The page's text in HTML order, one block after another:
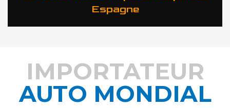
Espagne
DÉCOUVREZ COMMENT
IMPORTATEUR
AUTO MONDIAL